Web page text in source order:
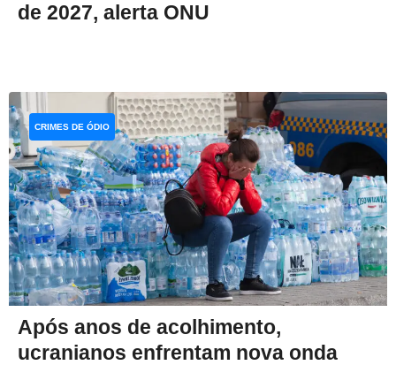
de 2027, alerta ONU
Após anos de acolhimento,
ucranianos enfrentam nova onda
CRIMES DE ÓDIO